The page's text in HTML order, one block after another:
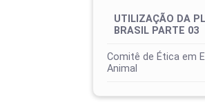
UTILIZAÇÃO DA
BRASIL PARTE 03
Comitê de Ética em
Animal